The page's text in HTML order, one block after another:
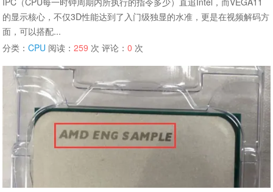
的显示核心，不仅3D性能达到了入门级独显的水准，更是在视频解码方
面，可以搭配...
分类：CPU 阅读：259 次 评论：0 次